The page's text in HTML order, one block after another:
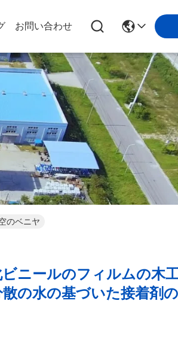
お問い合わせ
のベニヤ
ニールのフィルムの木
の水の基づいた接着剤